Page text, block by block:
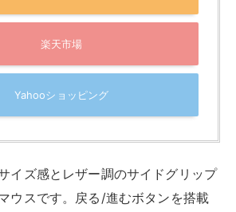
楽天市場
Yahooショッピング
イズ感とレザー調のサイドグリップ
ウスです。戻る/進むボタンを搭載